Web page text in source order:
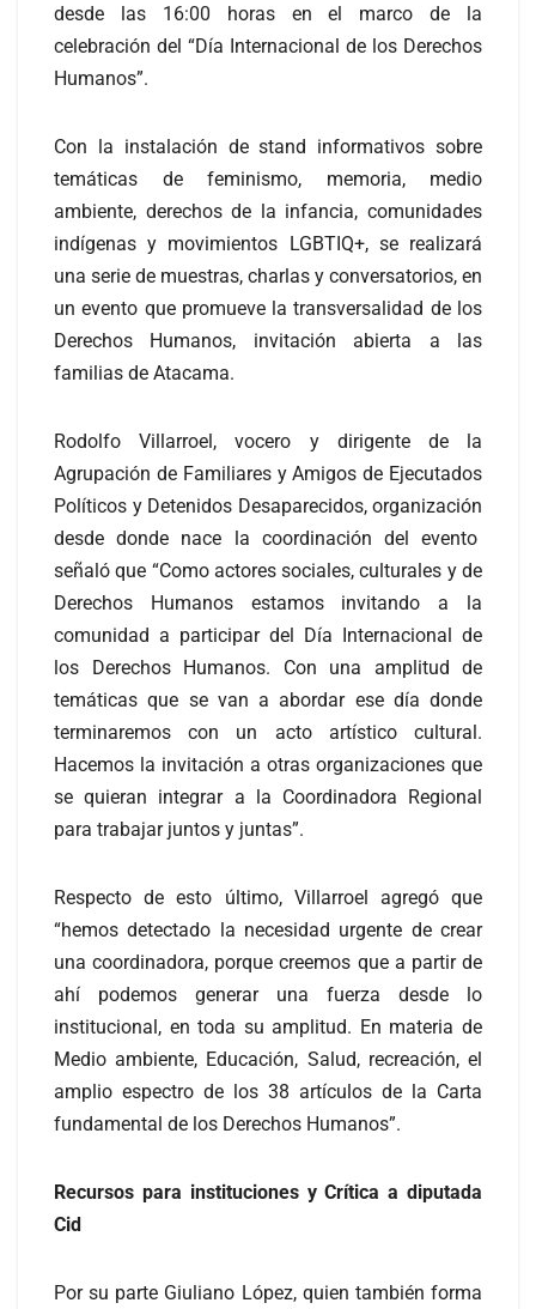
desde las 16:00 horas en el marco de la
celebración del “Día Internacional de los Derechos
Humanos”.
Con la instalación de stand informativos sobre
temáticas de feminismo, memoria, medio
ambiente, derechos de la infancia, comunidades
indígenas y movimientos LGBTIQ+, se realizará
una serie de muestras, charlas y conversatorios, en
un evento que promueve la transversalidad de los
Derechos Humanos, invitación abierta a las
familias de Atacama.
Rodolfo Villarroel, vocero y dirigente de la
Agrupación de Familiares y Amigos de Ejecutados
Políticos y Detenidos Desaparecidos, organización
desde donde nace la coordinación del evento
señaló que “Como actores sociales, culturales y de
Derechos Humanos estamos invitando a la
comunidad a participar del Día Internacional de
los Derechos Humanos. Con una amplitud de
temáticas que se van a abordar ese día donde
terminaremos con un acto artístico cultural.
Hacemos la invitación a otras organizaciones que
se quieran integrar a la Coordinadora Regional
para trabajar juntos y juntas”.
Respecto de esto último, Villarroel agregó que
“hemos detectado la necesidad urgente de crear
una coordinadora, porque creemos que a partir de
ahí podemos generar una fuerza desde lo
institucional, en toda su amplitud. En materia de
Medio ambiente, Educación, Salud, recreación, el
amplio espectro de los 38 artículos de la Carta
fundamental de los Derechos Humanos”.
Recursos para instituciones y Crítica a diputada
Cid
Por su parte Giuliano López, quien también forma